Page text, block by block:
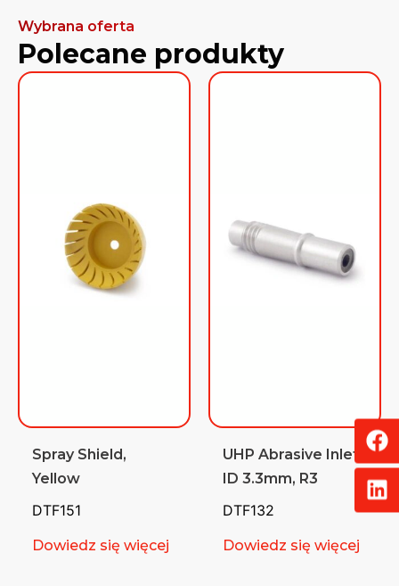
Wybrana oferta
Polecane produkty
Spray Shield,
Yellow
DTF151
Dowiedz się więcej
UHP Abrasive Inlet,
ID 3.3mm, R3
DTF132
Dowiedz się więcej